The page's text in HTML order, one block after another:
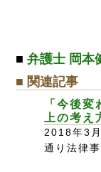
■ 弁護士 岡本
■ 関連記事
「今後
上の考え
2018年
通り法律